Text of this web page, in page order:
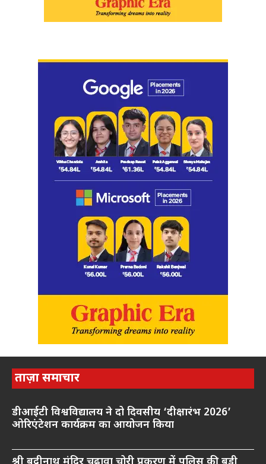
ताज़ा समाचार
डीआईटी विश्वविद्यालय ने दो दिवसीय ‘दीक्षारंभ 2026’
ओरिएंटेशन कार्यक्रम का आयोजन किया